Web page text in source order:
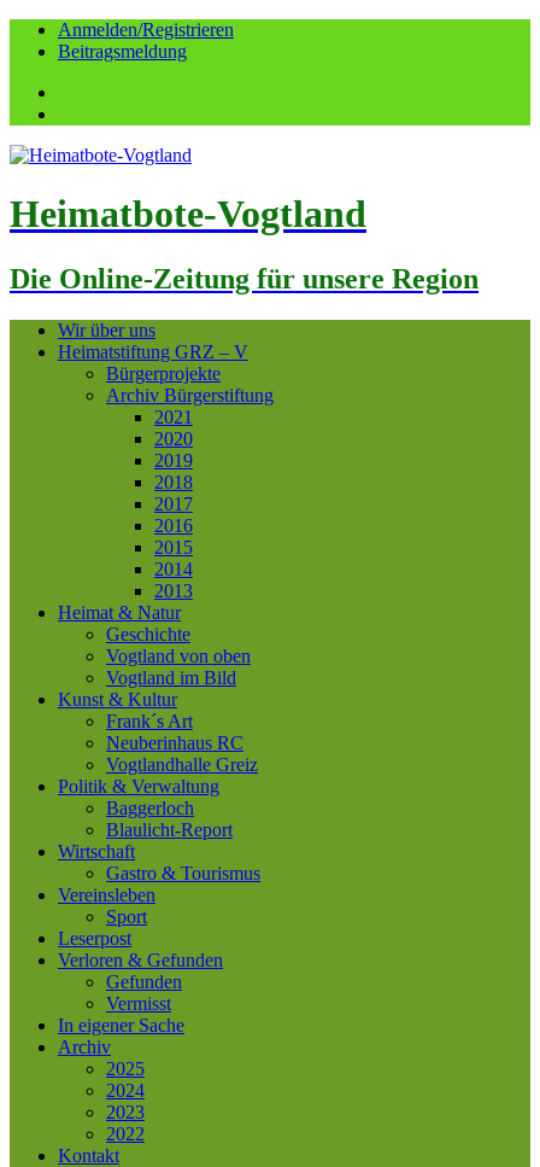
Anmelden/Registrieren
Beitragsmeldung
Heimatbote-Vogtland
Die Online-Zeitung für unsere Region
Wir über uns
Heimatstiftung GRZ – V
Bürgerprojekte
Archiv Bürgerstiftung
2021
2020
2019
2018
2017
2016
2015
2014
2013
Heimat & Natur
Geschichte
Vogtland von oben
Vogtland im Bild
Kunst & Kultur
Frank´s Art
Neuberinhaus RC
Vogtlandhalle Greiz
Politik & Verwaltung
Baggerloch
Blaulicht-Report
Wirtschaft
Gastro & Tourismus
Vereinsleben
Sport
Leserpost
Verloren & Gefunden
Gefunden
Vermisst
In eigener Sache
Archiv
2025
2024
2023
2022
Kontakt